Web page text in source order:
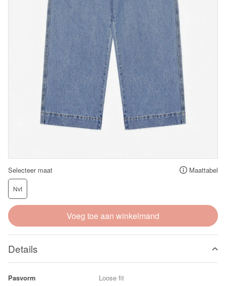
Selecteer maat Maattabel
Nvt
Voeg toe aan winkelmand
Details
Pasvorm
Loose fit